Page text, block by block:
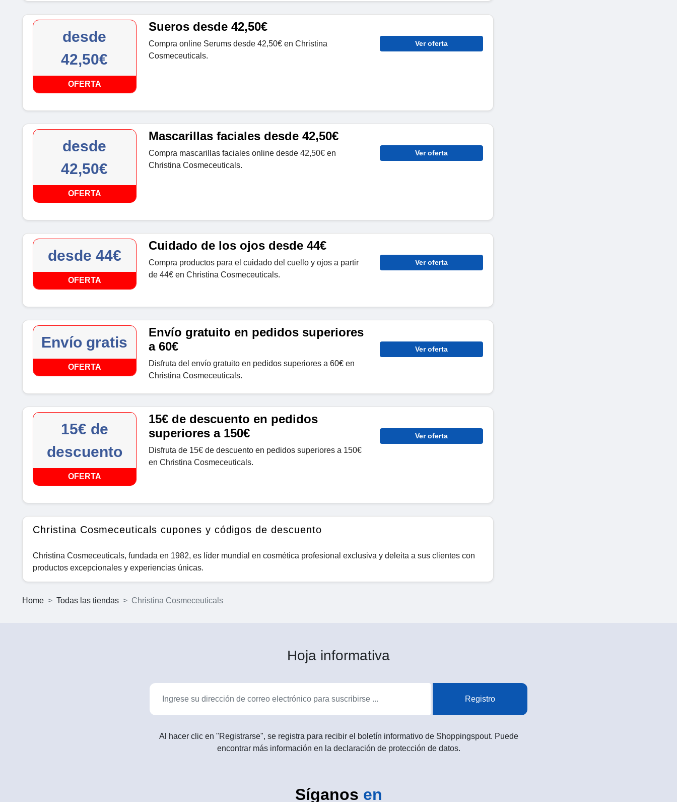
desde
42,50€
OFERTA
Sueros desde 42,50€
Compra online Serums desde 42,50€ en Christina
Cosmeceuticals.
Ver oferta
desde
42,50€
OFERTA
Mascarillas faciales desde 42,50€
Compra mascarillas faciales online desde 42,50€ en
Christina Cosmeceuticals.
Ver oferta
desde 44€
OFERTA
Cuidado de los ojos desde 44€
Compra productos para el cuidado del cuello y ojos a partir
de 44€ en Christina Cosmeceuticals.
Ver oferta
Envío gratis
OFERTA
Envío gratuito en pedidos superiores
a 60€
Disfruta del envío gratuito en pedidos superiores a 60€ en
Christina Cosmeceuticals.
Ver oferta
15€ de
descuento
OFERTA
15€ de descuento en pedidos
superiores a 150€
Disfruta de 15€ de descuento en pedidos superiores a 150€
en Christina Cosmeceuticals.
Ver oferta
Christina Cosmeceuticals cupones y códigos de descuento
Christina Cosmeceuticals, fundada en 1982, es líder mundial en cosmética profesional exclusiva y deleita a sus clientes con
productos excepcionales y experiencias únicas.
Home Todas las tiendas Christina Cosmeceuticals
Hoja informativa
Registro
Al hacer clic en "Registrarse", se registra para recibir el boletín informativo de Shoppingspout. Puede
encontrar más información en la declaración de protección de datos.
Síganos en